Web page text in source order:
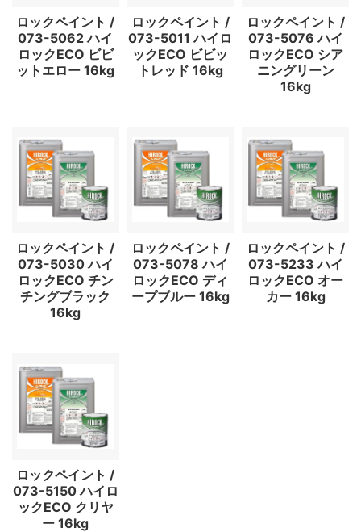
ロックペイント /
073-5062 ハイ
ロックECO ビビ
ットエロー 16kg
ロックペイント /
073-5011 ハイロ
ックECO ビビッ
トレッド 16kg
ロックペイント /
073-5076 ハイ
ロックECO シア
ニングリーン
16kg
ロックペイント /
073-5030 ハイ
ロックECO チン
チングブラック
16kg
ロックペイント /
073-5078 ハイ
ロックECO ディ
ープブルー 16kg
ロックペイント /
073-5233 ハイ
ロックECO オー
カー 16kg
ロックペイント /
073-5150 ハイロ
ックECO クリヤ
ー 16kg